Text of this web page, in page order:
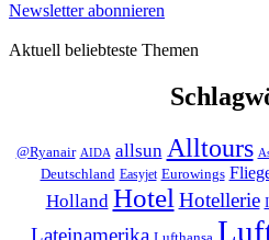
Newsletter abonnieren
Aktuell beliebteste Themen
@Ryanair AIDA allsun Alltours
Deutschland Easyjet Eurowings
Holland Hotel Hotellerie
Lateinamerika